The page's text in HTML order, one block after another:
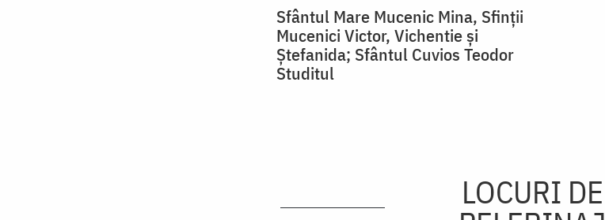
Sfântul Mare Mucenic Mina, Sfinții
Mucenici Victor, Vichentie și
Ștefanida; Sfântul Cuvios Teodor
Studitul
LOCURI DE